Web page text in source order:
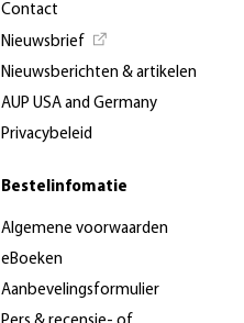
Contact
Nieuwsbrief
Nieuwsberichten & artikelen
AUP USA and Germany
Privacybeleid
Bestelinfomatie
Algemene voorwaarden
eBoeken
Aanbevelingsformulier